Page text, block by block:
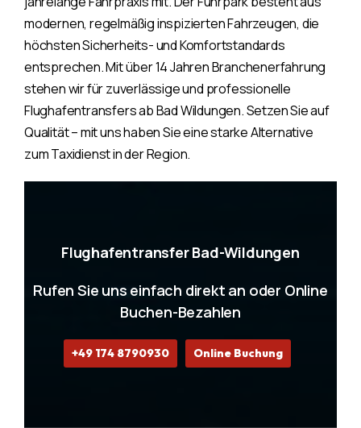
modernen, regelmäßig inspizierten Fahrzeugen, die
höchsten Sicherheits- und Komfortstandards
entsprechen. Mit über 14 Jahren Branchenerfahrung
stehen wir für zuverlässige und professionelle
Flughafentransfers ab Bad Wildungen. Setzen Sie auf
Qualität – mit uns haben Sie eine starke Alternative
zum Taxidienst in der Region.
Flughafentransfer Bad-Wildungen
Rufen Sie uns einfach direkt an oder Online
Buchen-Bezahlen
+49 174 8790930 Online Buchung